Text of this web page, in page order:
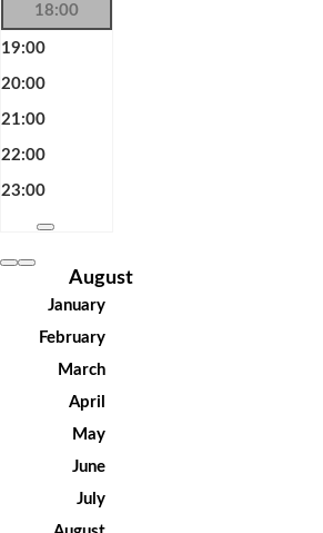
18:00
19:00
20:00
21:00
22:00
23:00
August
January
February
March
April
May
June
July